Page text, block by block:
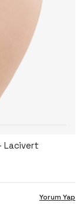
Lacivert
Yorum Yap